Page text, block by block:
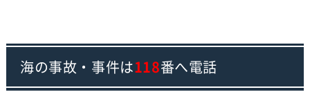
海の事故・事件は118番へ電話